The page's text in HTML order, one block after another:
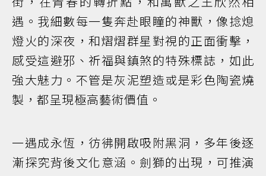
遇。我細數每一隻奔赴眼瞳的神獸，像捻熄
燈火的深夜，和熠熠群星對視的正面衝擊，
感受這避邪、祈福與鎮煞的特殊標誌，如此
強大魅力。不管是灰泥塑造或是彩色陶瓷燒
製，都呈現極高藝術價值。
一遇成永恆，彷彿開啟吸附黑洞，多年後逐
漸探究背後文化意涵。劍獅的出現，可推演